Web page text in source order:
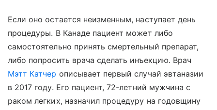
Если оно остается неизменным, наступает день
процедуры. В Канаде пациент может либо
самостоятельно принять смертельный препарат,
либо попросить врача сделать инъекцию. Врач
Мэтт Катчер описывает первый случай эвтаназии
в 2017 году. Его пациент, 72-летний мужчина с
раком легких, назначил процедуру на годовщину